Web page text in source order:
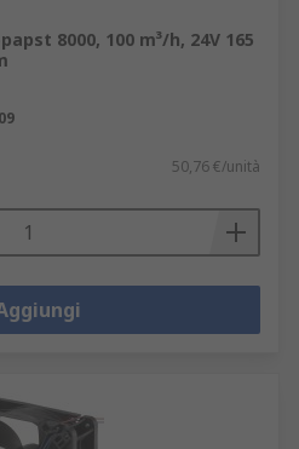
8000, 100 m³/h, 24V 165
50,76 €/unità